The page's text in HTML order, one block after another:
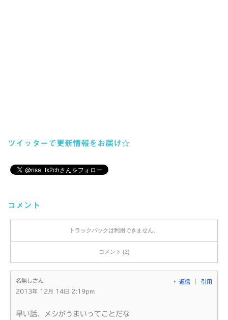
ツイッターで更新情報をお届け☆
コメント
トラックバックは利用できません。
コメント (2)
名無しさん
2013年 12月 14日 2:19pm
返信 引用
早い話、メシがうまいってことだな